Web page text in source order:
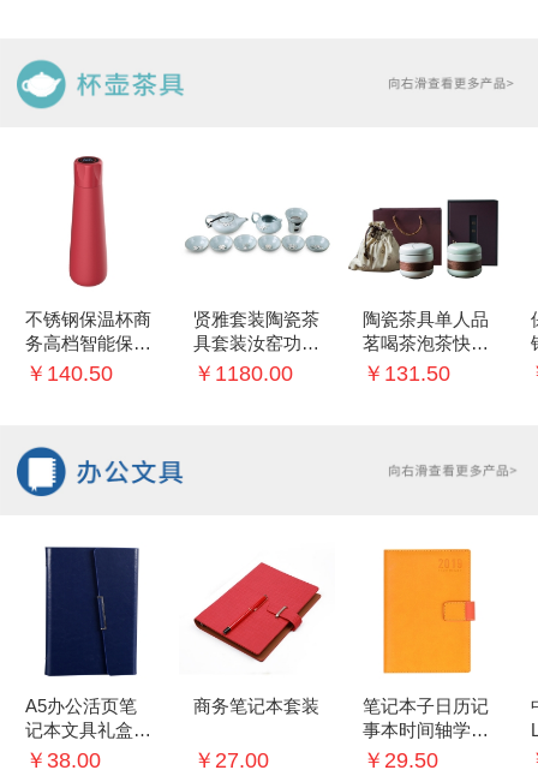
不锈钢保温杯商
务高档智能保温
杯创意礼品杯
￥140.50
贤雅套装陶瓷茶
具套装汝窑功夫
茶壶品茗茶杯镶
￥1180.00
陶瓷茶具单人品
茗喝茶泡茶快客
杯过滤茶杯便携
￥131.50
A5办公活页笔
记本文具礼盒记
事本签字笔商务
￥38.00
商务笔记本套装
￥27.00
笔记本子日历记
事本时间轴学生
每日计划手账本
￥29.50